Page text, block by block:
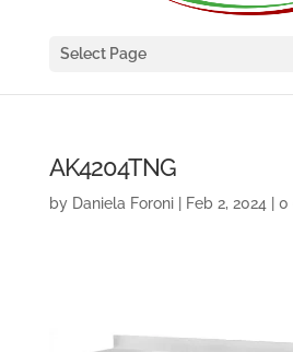
Select Page
AK4204TNG
by Daniela Foroni| Feb 2, 2024 0